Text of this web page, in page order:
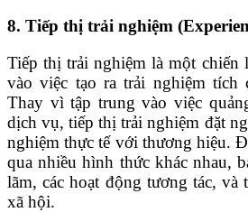
8. Tiếp thị trải nghiệm
Tiếp thị trải nghiệm là một chiến
vào việc tạo ra trải nghiệm tích
Thay vì tập trung vào việc
dịch vụ, tiếp thị trải nghiệm đặt
nghiệm thực tế với thương hiệu.
qua nhiều hình thức khác nhau,
lãm, các hoạt động tương tác, và
xã hội.